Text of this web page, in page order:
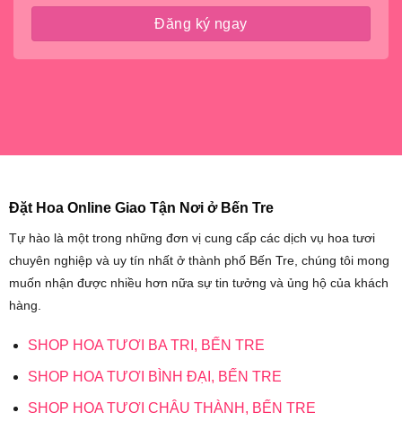
Đặt Hoa Online Giao Tận Nơi ở Bến Tre
Tự hào là một trong những đơn vị cung cấp các dịch vụ hoa tươi
chuyên nghiệp và uy tín nhất ở thành phố Bến Tre, chúng tôi mong
muốn nhận được nhiều hơn nữa sự tin tưởng và ủng hộ của khách
hàng.
SHOP HOA TƯƠI BA TRI, BẾN TRE
SHOP HOA TƯƠI BÌNH ĐẠI, BẾN TRE
SHOP HOA TƯƠI CHÂU THÀNH, BẾN TRE